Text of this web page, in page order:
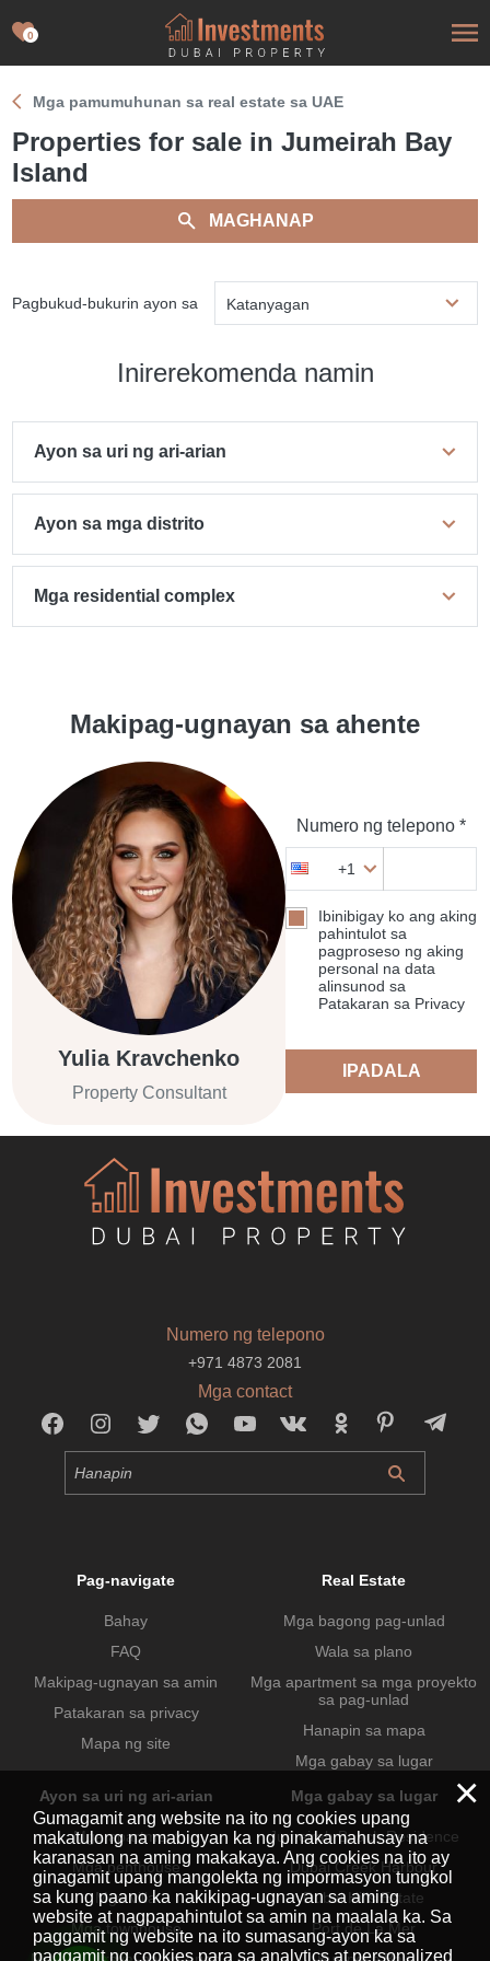
0
Mga pamumuhunan sa real estate sa UAE
Properties for sale in Jumeirah Bay
Island
MAGHANAP
Pagbukud-bukurin ayon sa Katanyagan
Inirerekomenda namin
Ayon sa uri ng ari-arian
Ayon sa mga distrito
Mga residential complex
Makipag-ugnayan sa ahente
Yulia Kravchenko
Property Consultant
Numero ng telepono *
+1
Ibinibigay ko ang aking
pahintulot sa
pagproseso ng aking
personal na data
alinsunod sa
Patakaran sa Privacy
IPADALA
Numero ng telepono
+971 4873 2081
Mga contact
Pag-navigate
Bahay
FAQ
Makipag-ugnayan sa amin
Patakaran sa privacy
Mapa ng site
Real Estate
Mga bagong pag-unlad
Wala sa plano
Mga apartment sa mga proyekto
sa pag-unlad
Hanapin sa mapa
Mga gabay sa lugar
Ayon sa uri ng ari-arian
Mga apartment
Mga penthouse
Mga villa
Mga townhouse
Mga gabay sa lugar
Jumeirah Beach Residence
Dubai Creek Harbour
Dubai Hills Estate
Port de La Mer
×
Gumagamit ang website na ito ng cookies upang
makatulong na mabigyan ka ng pinakamahusay na
karanasan na aming makakaya. Ang cookies na ito ay
ginagamit upang mangolekta ng impormasyon tungkol
sa kung paano ka nakikipag-ugnayan sa aming
website at nagpapahintulot sa amin na maalala ka. Sa
paggamit ng website na ito sumasang-ayon ka sa
paggamit ng cookies para sa analytics at personalized